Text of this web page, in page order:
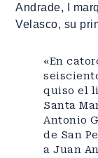
Andrade, I
Velasco, su
«En
quiso el
Santa
Antonio
de San
a Juan